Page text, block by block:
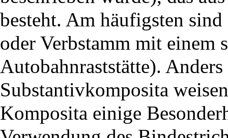
besteht. Am häufigsten
oder Verbstamm mit einem
Autobahnraststätte).
Substantivkomposita
Komposita einige